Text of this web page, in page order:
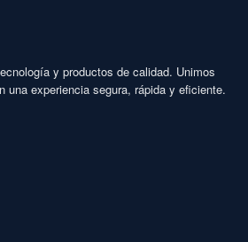
y productos de calidad. Unimos
una experiencia segura, rápida y eficiente.